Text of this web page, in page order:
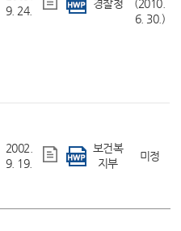
9. 24.
경찰청
(2010.
6. 30.)
2002.
9. 19.
보건복
지부
미정